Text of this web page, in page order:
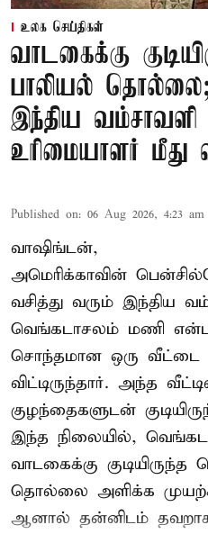
உலக செய்திகள்
வாடகைக்கு
பாலியல் தொல்லை;
இந்திய வம்சாவளி
உரிமையாளர் மீது
Published on: 06 Aug 2026, 4:23 am
வாஷிங்டன்,
அமெரிக்காவின்
வசித்து வரும் இந்திய
வெங்கடாசலம் மணி
சொந்தமான ஒரு வீட்டை
விட்டிருந்தார். அந்த
குழந்தைகளுடன்
இந்த நிலையில்,
வாடகைக்கு
தொல்லை அளிக்க
ஆனால் தன்னிடம்